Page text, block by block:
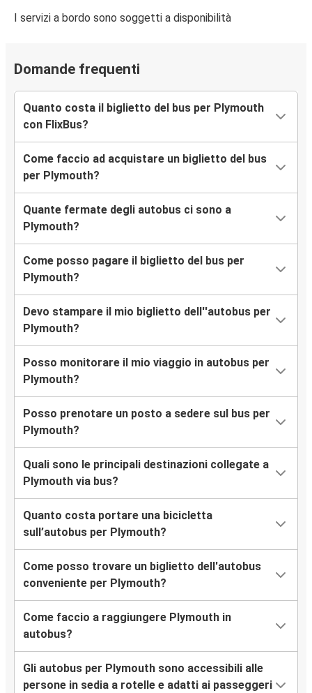
I servizi a bordo sono soggetti a disponibilità
Domande frequenti
Quanto costa il biglietto del bus per Plymouth
con FlixBus?
Come faccio ad acquistare un biglietto del bus
per Plymouth?
Quante fermate degli autobus ci sono a
Plymouth?
Come posso pagare il biglietto del bus per
Plymouth?
Devo stampare il mio biglietto dell''autobus per
Plymouth?
Posso monitorare il mio viaggio in autobus per
Plymouth?
Posso prenotare un posto a sedere sul bus per
Plymouth?
Quali sono le principali destinazioni collegate a
Plymouth via bus?
Quanto costa portare una bicicletta
sull’autobus per Plymouth?
Come posso trovare un biglietto dell'autobus
conveniente per Plymouth?
Come faccio a raggiungere Plymouth in
autobus?
Gli autobus per Plymouth sono accessibili alle
persone in sedia a rotelle e adatti ai passeggeri